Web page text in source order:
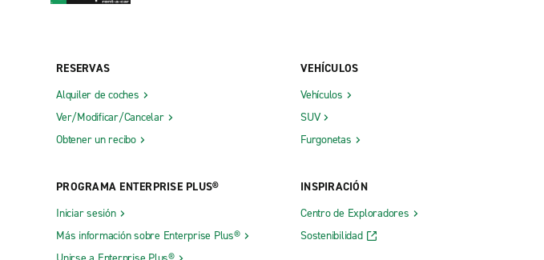
RESERVAS
Alquiler de coches
Ver/Modificar/Cancelar
Obtener un recibo
PROGRAMA ENTERPRISE PLUS®
Iniciar sesión
Más información sobre Enterprise Plus®
VEHÍCULOS
Vehículos
SUV
Furgonetas
INSPIRACIÓN
Centro de Exploradores
Sostenibilidad